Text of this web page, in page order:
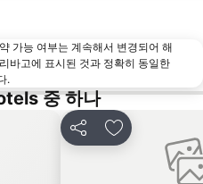
가능 여부는 계속해서 변경되어 해
바고에 표시된 것과 정확히 동일한
.
중 하나
공유 즐겨찾기에